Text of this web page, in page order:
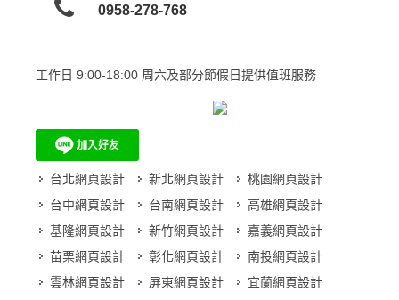
0958-278-768
工作日 9:00-18:00 周六及部分節假日提供值班服務
台北網頁設計 新北網頁設計
桃園網頁設計
台中網頁設計
台南網頁設計
高雄網頁設計
基隆網頁設計
新竹網頁設計
嘉義網頁設計
苗栗網頁設計
彰化網頁設計
南投網頁設計
雲林網頁設計
屏東網頁設計
宜蘭網頁設計